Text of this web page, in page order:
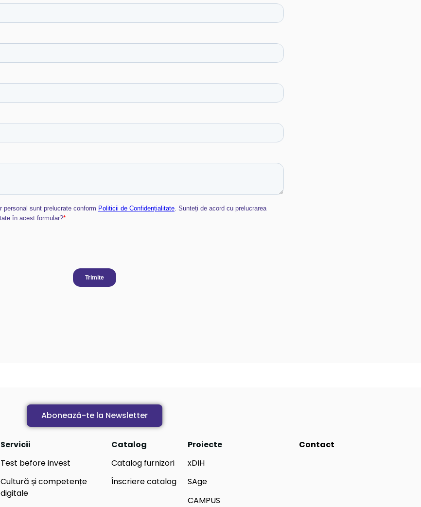
Abonează-te la Newsletter
Servicii
Test before invest
Cultură și competențe
digitale
Catalog
Catalog furnizori
Înscriere catalog
Proiecte
xDIH
SAge
CAMPUS
Contact